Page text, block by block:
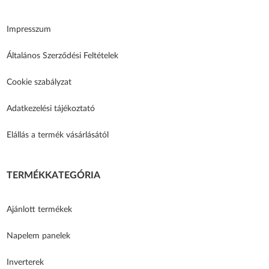
Impresszum
Általános Szerződési Feltételek
Cookie szabályzat
Adatkezelési tájékoztató
Elállás a termék vásárlásától
TERMÉKKATEGÓRIA
Ajánlott termékek
Napelem panelek
Inverterek